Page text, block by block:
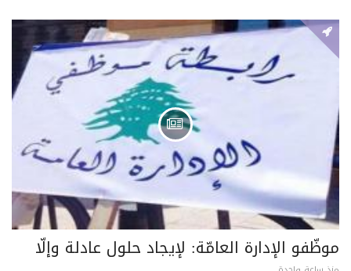
موظّفو الإدارة العامّة: لإيجاد حلول عادلة وإلّا